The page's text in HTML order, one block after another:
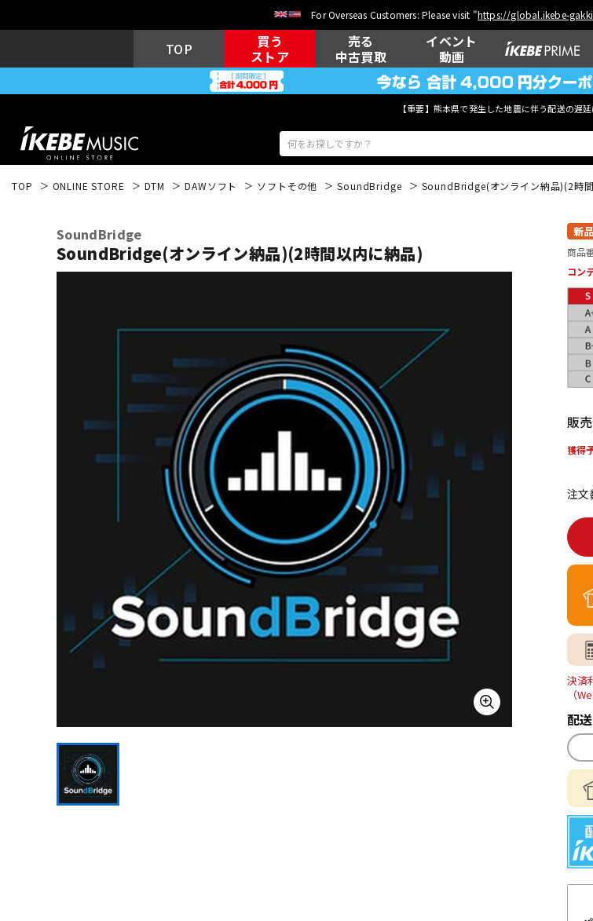
For Overseas Customers: Please visit "https://global.ikebe-
TOP
買う
ストア
売る
中古買取
イベント
動画
【重要】熊本県で発生した地震に伴う配送の遅
DTM
ヴィンテージ
TOP ONLINE STORE DTM DAWソフト ソフトその他 SoundBridge SoundBridge(オンライン納品)(2時
SoundBridge
SoundBridge(オンライン納品)(2時間以内に納品)
新品
商品
コン
販
獲得
注文
決済
（
配